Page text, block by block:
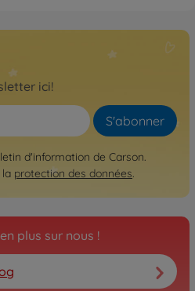
ici!
S'abonner
d'information de Carson.
protection des données.
plus sur nous !